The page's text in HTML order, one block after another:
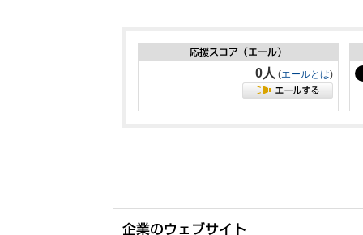
0人 (エールとは)